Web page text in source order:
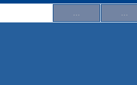
... ...